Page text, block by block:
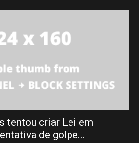
tentou criar Lei em
de golpe...